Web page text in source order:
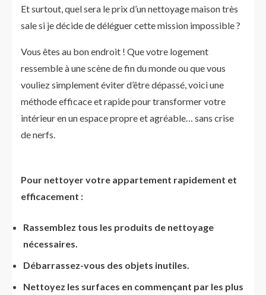
Et surtout, quel sera le prix d’un nettoyage maison très
sale si je décide de déléguer cette mission impossible ?
Vous êtes au bon endroit ! Que votre logement
ressemble à une scène de fin du monde ou que vous
vouliez simplement éviter d’être dépassé, voici une
méthode efficace et rapide pour transformer votre
intérieur en un espace propre et agréable… sans crise
de nerfs.
Pour nettoyer votre appartement rapidement et
efficacement :
Rassemblez tous les produits de nettoyage
nécessaires.
Débarrassez-vous des objets inutiles.
Nettoyez les surfaces en commençant par les plus